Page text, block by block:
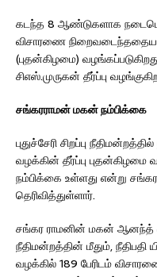
கடந்த 8 ஆண்டுகளாக
விசாரணை
(புதன்கிழமை)
சிஎஸ்.முருகன் தீர்ப்பு
சங்கரராமன் மகன் நம்பிக்கை
புதுச்சேரி சிறப்பு
வழக்கின் தீர்ப்பு புதன்கிழமை
நம்பிக்கை உள்ளது என்று
தெரிவித்துள்ளார்.
சங்கர ராமனின் மகன் ஆனந்த்
நீதிமன்றத்தின் மீதும்,
வழக்கில் 189 பேரிடம்